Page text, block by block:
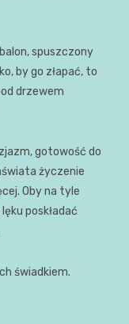
spuszczony
by go złapać, to
drzewem
gotowość do
życzenie
Oby na tyle
poskładać
świadkiem.